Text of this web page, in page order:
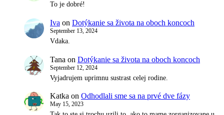
To je dobré!
Iva on Dotýkanie sa života na oboch koncoch
September 13, 2024
Vdaka.
Tana on Dotýkanie sa života na oboch koncoch
September 12, 2024
Vyjadrujem uprimnu sustrast celej rodine.
Katka on Odhodlali sme sa na prvé dve fázy
May 15, 2023